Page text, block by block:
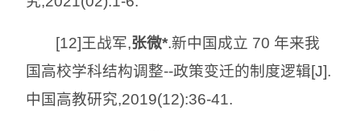
[12]王战军,张微*.新中国成立 70 年来我
国高校学科结构调整--政策变迁的制度逻辑[J].
中国高教研究,2019(12):36-41.